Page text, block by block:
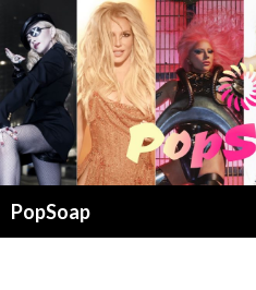
PopSoap